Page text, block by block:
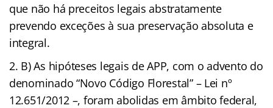
que não há preceitos legais abstratamente
prevendo exceções à sua preservação absoluta e
integral.
B) As hipóteses legais de APP, com o advento do
denominado “Novo Código Florestal” – Lei nº
12.651/2012 –, foram abolidas em âmbito federal,